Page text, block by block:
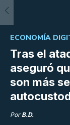
Tras el
aseguró
son más
ECONOMÍA
Por B.D.